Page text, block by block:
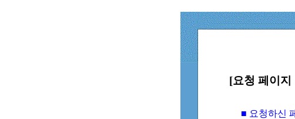
[요청 페이지
■ 요청하신